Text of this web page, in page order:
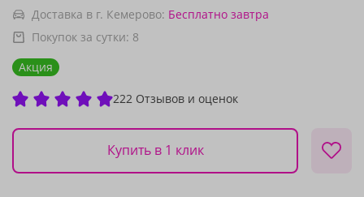
Доставка в г. Кемерово: Бесплатно завтра
Покупок за сутки: 8
Акция
222 Отзывов и оценок
Купить в 1 клик